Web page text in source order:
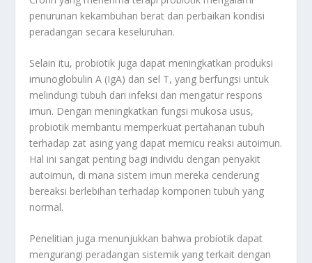
penurunan kekambuhan berat dan perbaikan kondisi
peradangan secara keseluruhan.
Selain itu, probiotik juga dapat meningkatkan produksi
imunoglobulin A (IgA) dan sel T, yang berfungsi untuk
melindungi tubuh dari infeksi dan mengatur respons
imun. Dengan meningkatkan fungsi mukosa usus,
probiotik membantu memperkuat pertahanan tubuh
terhadap zat asing yang dapat memicu reaksi autoimun.
Hal ini sangat penting bagi individu dengan penyakit
autoimun, di mana sistem imun mereka cenderung
bereaksi berlebihan terhadap komponen tubuh yang
normal.
Penelitian juga menunjukkan bahwa probiotik dapat
mengurangi peradangan sistemik yang terkait dengan